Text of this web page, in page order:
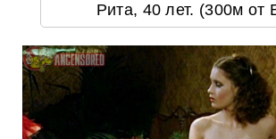
Рита, 40 лет. (300м от